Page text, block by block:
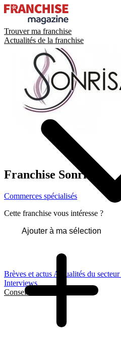
Trouver ma franchise
Actualités de la franchise
Brèves et actus Actualités du secteur
Interviews
Conseils et Guides
Franchise Sonrisa
Commerces spécialisés
Cette franchise vous intéresse ?
Ajouter à ma sélection